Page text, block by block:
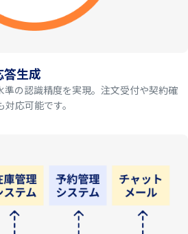
生成
準の認識精度を実現。注文受付や契約確
応可能です。